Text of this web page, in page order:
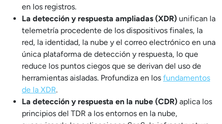
en los registros.
La detección y respuesta ampliadas (XDR) unifican la
telemetría procedente de los dispositivos finales, la
red, la identidad, la nube y el correo electrónico en una
única plataforma de detección y respuesta, lo que
reduce los puntos ciegos que se derivan del uso de
herramientas aisladas. Profundiza en los fundamentos
de la XDR.
La detección y respuesta en la nube (CDR) aplica los
principios del TDR a los entornos en la nube,